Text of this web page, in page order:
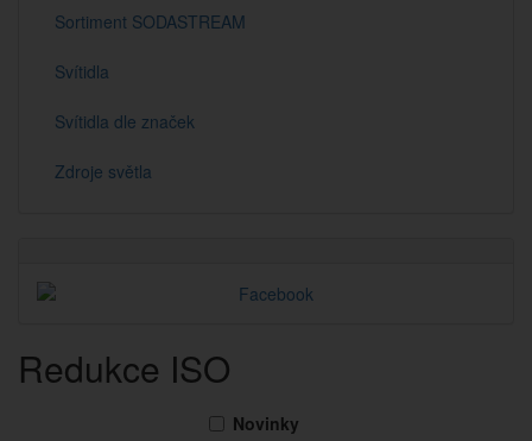
Sortiment SODASTREAM
Svítidla
Svítidla dle značek
Zdroje světla
Redukce ISO
Novinky